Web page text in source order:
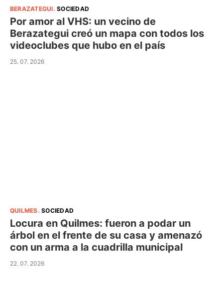
BERAZATEGUI.SOCIEDAD
Por amor al VHS: un vecino de
Berazategui creó un mapa con todos los
videoclubes que hubo en el país
25. 07. 2026
QUILMES.SOCIEDAD
Locura en Quilmes: fueron a podar un
árbol en el frente de su casa y amenazó
con un arma a la cuadrilla municipal
22. 07. 2026